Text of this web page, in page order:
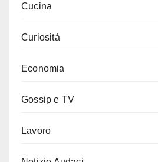
Cucina
Curiosità
Economia
Gossip e TV
Lavoro